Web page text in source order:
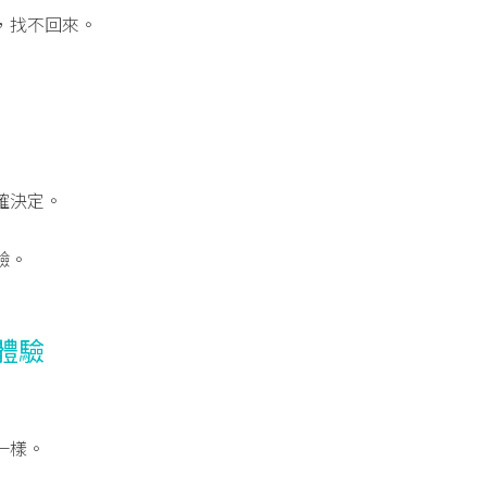
不回來。
決定。
。
驗
樣。